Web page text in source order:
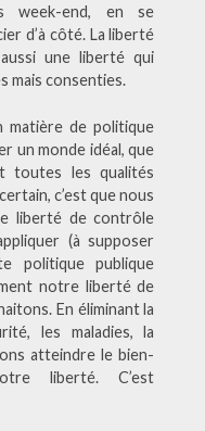
week-end, en se
d’à côté. La liberté
une liberté qui
mais consenties.
matière de politique
un monde idéal, que
toutes les qualités
c’est que nous
liberté de contrôle
(à supposer
politique publique
notre liberté de
En éliminant la
les maladies, la
atteindre le bien-
liberté. C’est